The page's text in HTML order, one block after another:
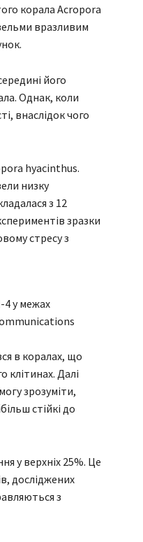
корала Acropora
вразливим
його
Однак, коли
внаслідок чого
hyacinthus.
низку
з 12
зразки
стресу з
4 у межах
в коралах, що
клітинах. Далі
зрозуміти,
стійкі до
у верхніх 25%. Це
досліджених
з